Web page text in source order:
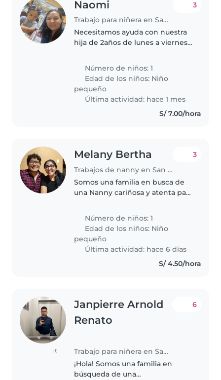
Naomi
Trabajo para niñera en San Juan de Lurigancho
3
Necesitamos ayuda con nuestra
hija de 2años de lunes a viernes
(7y30am), luego cocine, la recoja
del nido a partir de las 11y45am.
Finalmente la..
Número de niños: 1
Edad de los niños: Niño
pequeño
Última actividad: hace 1 mes
S/ 7.00/hora
Melany Bertha
Trabajos de nanny en San Juan de Lurigancho
3
Somos una familia en busca de
una Nanny cariñosa y atenta para
pequeña es curiosa, cariñosa y
juguetona, y nos encantaría
encontrar a alguien que disfrute..
Número de niños: 1
Edad de los niños: Niño
pequeño
Última actividad: hace 6 días
S/ 4.50/hora
(1)
Janpierre Arnold
Renato
Trabajo para niñera en San Juan de Lurigancho
6
¡Hola! Somos una familia en
búsqueda de una